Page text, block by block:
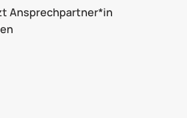
Ansprechpartner*in